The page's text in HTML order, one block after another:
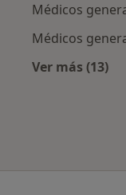
Médicos
Médicos
Ver más (13)